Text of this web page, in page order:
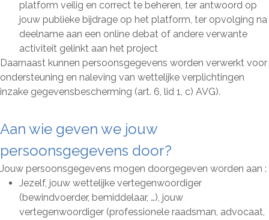
platform veilig en correct te beheren, ter antwoord op
jouw publieke bijdrage op het platform, ter opvolging na
deelname aan een online debat of andere verwante
activiteit gelinkt aan het project
Daarnaast kunnen persoonsgegevens worden verwerkt voor
ondersteuning en naleving van wettelijke verplichtingen
inzake gegevensbescherming (art. 6, lid 1, c) AVG).
Aan wie geven we jouw
persoonsgegevens door?
Jouw persoonsgegevens mogen doorgegeven worden aan :
Jezelf, jouw wettelijke vertegenwoordiger
(bewindvoerder, bemiddelaar, …), jouw
vertegenwoordiger (professionele raadsman, advocaat,